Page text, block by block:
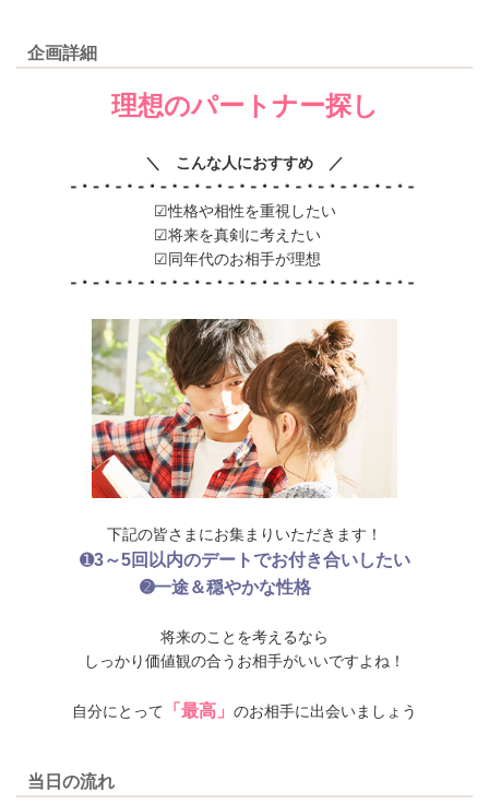
企画詳細
理想のパートナー探し
＼ こんな人におすすめ ／
☑性格や相性を重視したい
☑将来を真剣に考えたい
☑同年代のお相手が理想
下記の皆さまにお集まりいただきます！
➊3～5回以内のデートでお付き合いしたい
➋一途＆穏やかな性格
将来のことを考えるなら
しっかり価値観の合うお相手がいいですよね！
自分にとって 「最高」 のお相手に出会いましょう
当日の流れ